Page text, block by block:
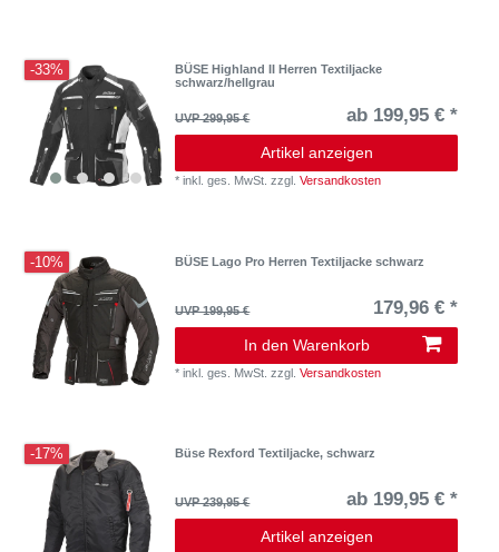
-33%
BÜSE Highland II Herren Textiljacke
schwarz/hellgrau
UVP 299,95 € ab 199,95 € *
Artikel anzeigen
*inkl. ges. MwSt. zzgl.Versandkosten
-10% BÜSE Lago Pro Herren Textiljacke schwarz
UVP 199,95 € 179,96 € *
In den Warenkorb
*inkl. ges. MwSt. zzgl.Versandkosten
-17% Büse Rexford Textiljacke, schwarz
UVP 239,95 € ab 199,95 € *
Artikel anzeigen